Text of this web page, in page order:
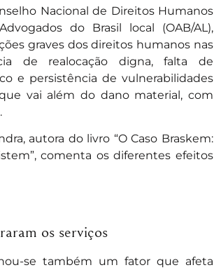
Nacional de Direitos Humanos
do Brasil local (OAB/AL),
graves dos direitos humanos nas
de realocação digna, falta de
e persistência de vulnerabilidades
vai além do dano material, com
autora do livro “O Caso Braskem:
comenta os diferentes efeitos
os serviços
se também um fator que afeta